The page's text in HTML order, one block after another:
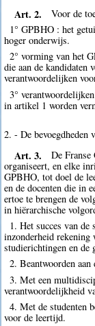
Art. 2.
Voor de
1° GPBHO : het
hoger onderwijs.
2° vorming van het
die aan de kandidaten
verantwoordelijken
3°
in artikel 1 worden
2. - De bevoegdheden
Art. 3.
De Franse
organiseert, en elke
GPBHO, tot doel de
en de docenten die in
ertoe te brengen de
in hiërarchische
1. Het succes van de
inzonderheid rekening
studierichtingen en de
2. Beantwoorden
3. Met een
verantwoordelijkheid
4. Met de studenten
voor de leertijd.